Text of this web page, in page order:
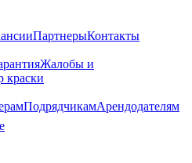
ПартнерыКонтакты
Жалобы и
краски
ПодрядчикамАрендодателям